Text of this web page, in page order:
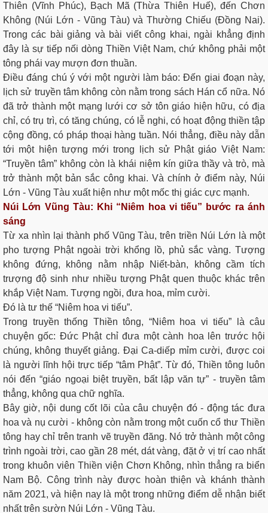
Thiên (Vĩnh Phúc), Bạch Mã (Thừa Thiên Huế), đến Chơn
Không (Núi Lớn - Vũng Tàu) và Thường Chiếu (Đồng Nai).
Trong các bài giảng và bài viết công khai, ngài khẳng định
đây là sự tiếp nối dòng Thiền Việt Nam, chứ không phải một
tông phái vay mượn đơn thuần.
Điều đáng chú ý với một người làm báo: Đến giai đoạn này,
lịch sử truyền tâm không còn nằm trong sách Hán cổ nữa. Nó
đã trở thành một mạng lưới cơ sở tôn giáo hiện hữu, có địa
chỉ, có trụ trì, có tăng chúng, có lễ nghi, có hoạt động thiền tập
cộng đồng, có pháp thoại hàng tuần. Nói thẳng, điều này dẫn
tới một hiện tượng mới trong lịch sử Phật giáo Việt Nam:
“Truyền tâm” không còn là khái niệm kín giữa thầy và trò, mà
trở thành một bản sắc công khai. Và chính ở điểm này, Núi
Lớn - Vũng Tàu xuất hiện như một mốc thị giác cực mạnh.
Núi Lớn Vũng Tàu: Khi “Niêm hoa vi tiếu” bước ra ánh
sáng
Từ xa nhìn lại thành phố Vũng Tàu, trên triền Núi Lớn là một
pho tượng Phật ngoài trời khổng lồ, phủ sắc vàng. Tượng
không đứng, không nằm nhập Niết-bàn, không cầm tích
trượng độ sinh như nhiều tượng Phật quen thuộc khác trên
khắp Việt Nam. Tượng ngồi, đưa hoa, mỉm cười.
Đó là tư thế “Niêm hoa vi tiếu”.
Trong truyền thống Thiền tông, “Niêm hoa vi tiếu” là câu
chuyện gốc: Đức Phật chỉ đưa một cành hoa lên trước hội
chúng, không thuyết giảng. Đại Ca-diếp mỉm cười, được coi
là người lĩnh hội trực tiếp “tâm Phật”. Từ đó, Thiền tông luôn
nói đến “giáo ngoại biệt truyền, bất lập văn tự” - truyền tâm
thẳng, không qua chữ nghĩa.
Bây giờ, nội dung cốt lõi của câu chuyện đó - động tác đưa
hoa và nụ cười - không còn nằm trong một cuốn cổ thư Thiền
tông hay chỉ trên tranh vẽ truyền đăng. Nó trở thành một công
trình ngoài trời, cao gần 28 mét, dát vàng, đặt ở vị trí cao nhất
trong khuôn viên Thiền viện Chơn Không, nhìn thẳng ra biển
Nam Bộ. Công trình này được hoàn thiện và khánh thành
năm 2021, và hiện nay là một trong những điểm dễ nhận biết
nhất trên sườn Núi Lớn - Vũng Tàu.